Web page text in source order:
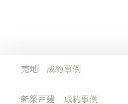
売地 成約事例
新築戸建 成約事例